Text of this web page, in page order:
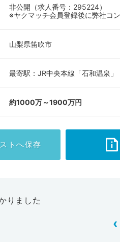
非公開（求人番号：295224）
※ヤクマッチ会員登録後に弊社コ
山梨県笛吹市
最寄駅：JR中央本線「石和温泉」
約1000万～1900万円
トへ保存
りました
‹